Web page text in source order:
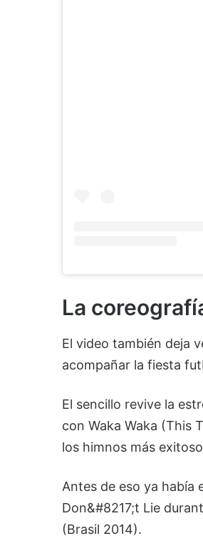
La
El video también deja
acompañar la fiesta
El sencillo revive la
con Waka Waka (This
los himnos más
Antes de eso ya había
Don&#8217;t Lie
(Brasil 2014).